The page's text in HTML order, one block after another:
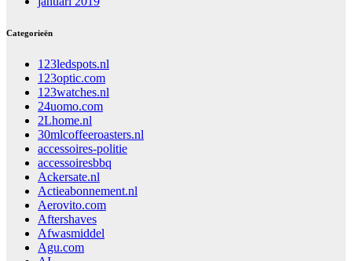
Categorieën
123ledspots.nl
123optic.com
123watches.nl
24uomo.com
2Lhome.nl
30mlcoffeeroasters.nl
accessoires-politie
accessoiresbbq
Ackersate.nl
Actieabonnement.nl
Aerovito.com
Aftershaves
Afwasmiddel
Agu.com